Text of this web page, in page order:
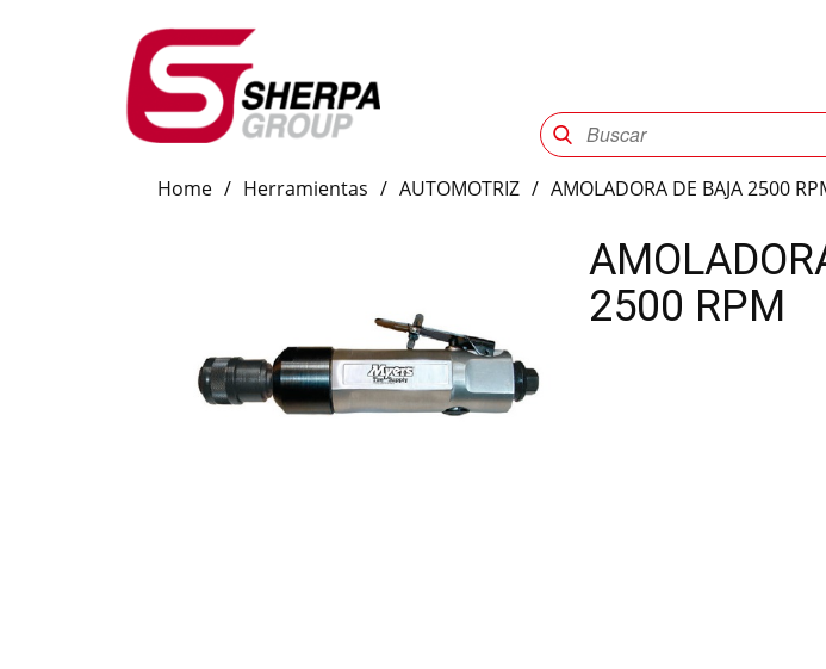
Home / Herramientas / AUTOMOTRIZ / AMOLADORA DE BAJA 2500
2500 RPM